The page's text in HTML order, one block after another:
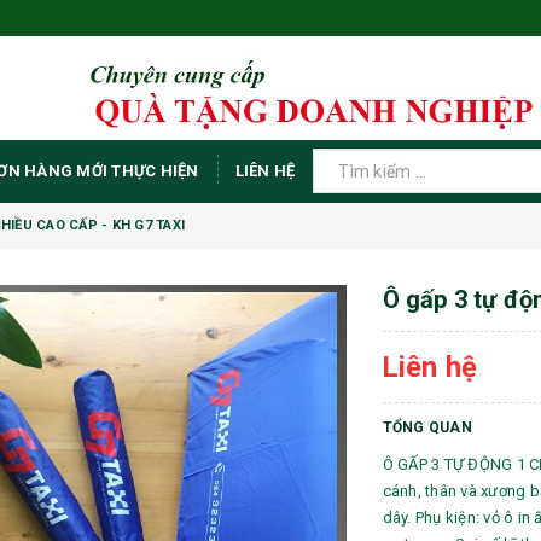
HÀNG MỚI THỰC HIỆN LIÊN HỆ
CAO CẤP - KH G7 TAXI
Ô gấp 3 tự
Liên hệ
TỔNG QUAN
Ô GẤP 3 TỰ ĐỘNG 1
cánh, thân và xương
dây. Phụ kiện: vỏ ô